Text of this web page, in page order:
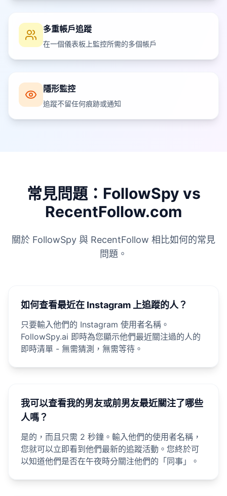
多重帳戶追蹤
在一個儀表板上監控所需的多個帳戶
隱形監控
追蹤不留任何痕跡或通知
常見問題：FollowSpy vs
RecentFollow.com
關於 FollowSpy 與 RecentFollow 相比如何的常見
問題。
如何查看最近在 Instagram 上追蹤的人？
只要輸入他們的 Instagram 使用者名稱。
FollowSpy.ai 即時為您顯示他們最近關注過的人的
即時清單 - 無需猜測，無需等待。
我可以查看我的男友或前男友最近關注了哪些
人嗎？
是的，而且只需 2 秒鐘。輸入他們的使用者名稱，
您就可以立即看到他們最新的追蹤活動。您終於可
以知道他們是否在午夜時分關注他們的「同事」。